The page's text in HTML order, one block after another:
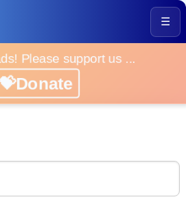
☰
Please support us ...
💝Donate